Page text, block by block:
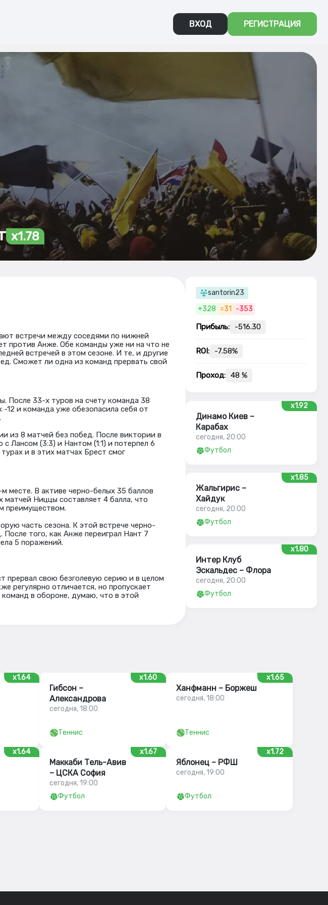
ВХОД РЕГИСТРАЦИЯ
x1.78
встречи между соседями по нижней
против Анже. Обе команды уже ни на что не
встречей в этом сезоне. И те, и другие
Сможет ли одна из команд прервать свой
После 33-х туров на счету команда 38
12 и команда уже обезопасила себя от
из 8 матчей без побед. После виктории в
Лансом (3:3) и Нантом (1:1) и потерпел 6
и в этих матчах Брест смог
месте. В активе черно-белых 35 баллов
Ниццы составляет 4 балла, что
преимуществом.
часть сезона. К этой встрече черно-
того, как Анже переиграл Нант 7
5 поражений.
прервал свою безголевую серию и в целом
регулярно отличается, но пропускает
в обороне, думаю, что в этой
santorin23
+328 =31 -353
Прибыль: -516.30
ROI: -7.58%
Проход: 48 %
x1.92
Динамо Киев –
Карабах
сегодня, 20:00
Футбол
x1.85
Жальгирис –
Хайдук
сегодня, 20:00
Футбол
x1.80
Интер Клуб
Эскальдес – Флора
сегодня, 20:00
Футбол
x1.64 x1.60
Гибсон –
Александрова
сегодня, 18:00
Теннис
x1.65
Ханфманн – Боржеш
сегодня, 18:00
Теннис
x1.64 x1.67
Маккаби Тель-Авив
– ЦСКА София
сегодня, 19:00
Футбол
x1.72
Яблонец – РФШ
сегодня, 19:00
Футбол